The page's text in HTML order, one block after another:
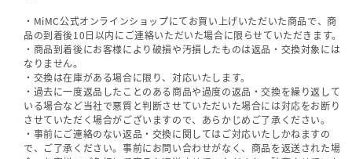
・MiMC公式オンラインショップにてお買い上げいただいた商品で、商
品の到着後10日以内にご連絡いただいた場合に限らせていただきます。
・商品到着後にお客様により破損や汚損したものは返品・交換対象には
なりません。
・交換は在庫がある場合に限り、対応いたします。
・過去に一度返品したことのある商品や過度の返品・交換を繰り返して
いる場合など当社で悪質と判断させていただいた場合には対応をお断り
させていただく場合がございますので、あらかじめご了承ください。
・事前にご連絡のない返品・交換に関してはご対応いたしかねますの
で、ご了承ください。事前にお問い合わせがなく、商品を返送された場